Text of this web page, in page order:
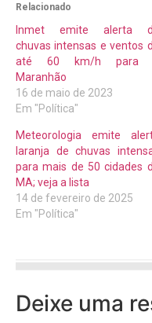
Relacionado
Inmet emite alerta
chuvas intensas e ventos
até 60 km/h para
Maranhão
16 de maio de 2023
Em "Política"
Meteorologia emite
laranja de chuvas
para mais de 50 cidades
MA; veja a lista
14 de fevereiro de 2025
Em "Política"
Deixe uma